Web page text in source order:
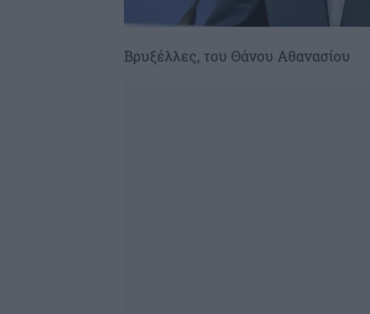
Βρυξέλλες, του Θάνου Αθανασίου